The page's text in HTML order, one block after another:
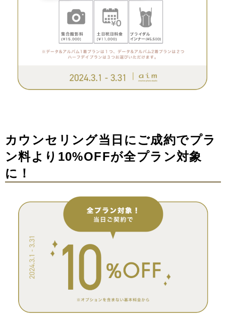
カウンセリング当日にご成約でプラ
ン料より10%OFFが全プラン対象
に！